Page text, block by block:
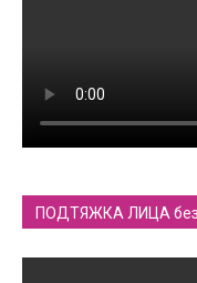
ПОДТЯЖКА ЛИЦА без